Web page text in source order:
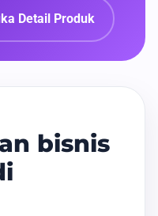
Detail Produk
bisnis